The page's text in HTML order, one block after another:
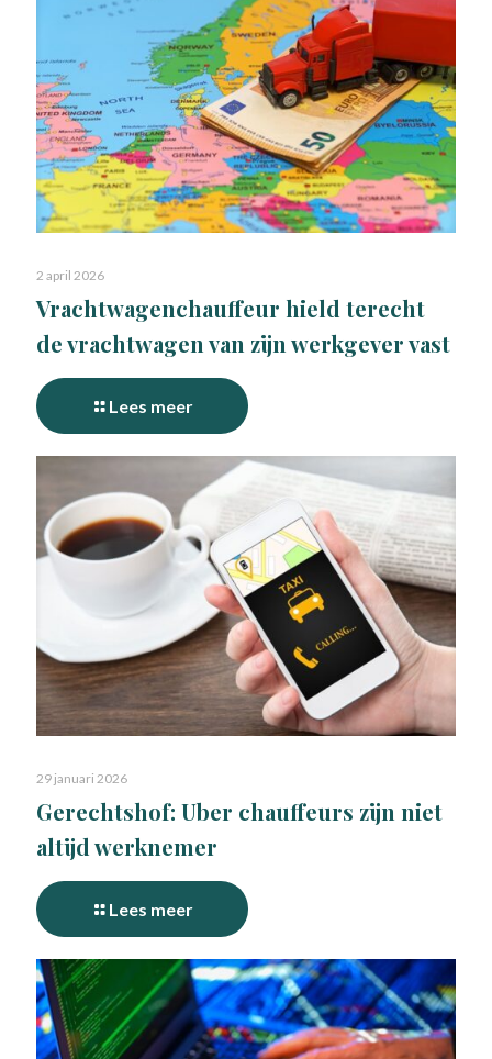
2 april 2026
Vrachtwagenchauffeur hield terecht
de vrachtwagen van zijn werkgever vast
Lees meer
29 januari 2026
Gerechtshof: Uber chauffeurs zijn niet
altijd werknemer
Lees meer